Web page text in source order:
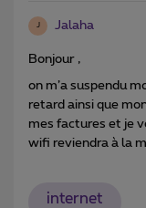
J Jalaha
Bonjour ,
on m’a suspendu
retard ainsi que
mes factures et je
wifi reviendra à la
internet